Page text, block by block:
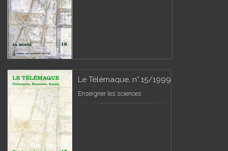
Le Télémaque, n° 15/1999
Enseigner les sciences